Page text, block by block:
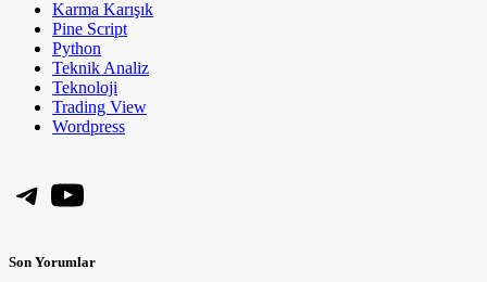
Karma Karışık
Pine Script
Python
Teknik Analiz
Teknoloji
Trading View
Wordpress
Telegram
YouTube
Son Yorumlar